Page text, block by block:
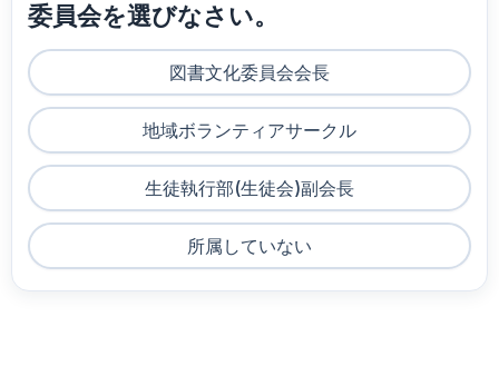
委員会を選びなさい。
図書文化委員会会長
地域ボランティアサークル
生徒執行部(生徒会)副会長
所属していない